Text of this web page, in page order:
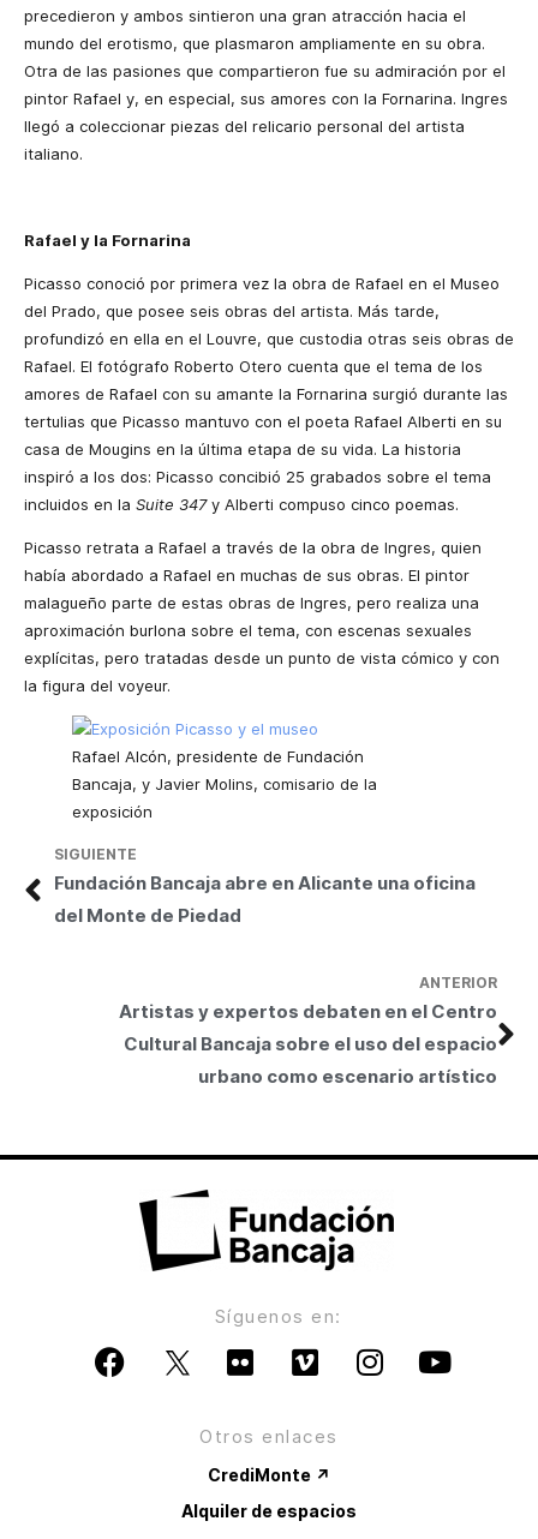
precedieron y ambos sintieron una gran atracción hacia el
mundo del erotismo, que plasmaron ampliamente en su obra.
Otra de las pasiones que compartieron fue su admiración por el
pintor Rafael y, en especial, sus amores con la Fornarina. Ingres
llegó a coleccionar piezas del relicario personal del artista
italiano.
Rafael y la Fornarina
Picasso conoció por primera vez la obra de Rafael en el Museo
del Prado, que posee seis obras del artista. Más tarde,
profundizó en ella en el Louvre, que custodia otras seis obras de
Rafael. El fotógrafo Roberto Otero cuenta que el tema de los
amores de Rafael con su amante la Fornarina surgió durante las
tertulias que Picasso mantuvo con el poeta Rafael Alberti en su
casa de Mougins en la última etapa de su vida. La historia
inspiró a los dos: Picasso concibió 25 grabados sobre el tema
incluidos en la Suite 347y Alberti compuso cinco poemas.
Picasso retrata a Rafael a través de la obra de Ingres, quien
había abordado a Rafael en muchas de sus obras. El pintor
malagueño parte de estas obras de Ingres, pero realiza una
aproximación burlona sobre el tema, con escenas sexuales
explícitas, pero tratadas desde un punto de vista cómico y con
la figura del voyeur.
Rafael Alcón, presidente de Fundación
Bancaja, y Javier Molins, comisario de la
exposición
ANTERIOR
Artistas y expertos debaten en el Centro
Cultural Bancaja sobre el uso del espacio
urbano como escenario artístico
SIGUIENTE
Fundación Bancaja abre en Alicante una oficina
del Monte de Piedad
Síguenos en:
Otros enlaces
CrediMonte ↗
Alquiler de espacios